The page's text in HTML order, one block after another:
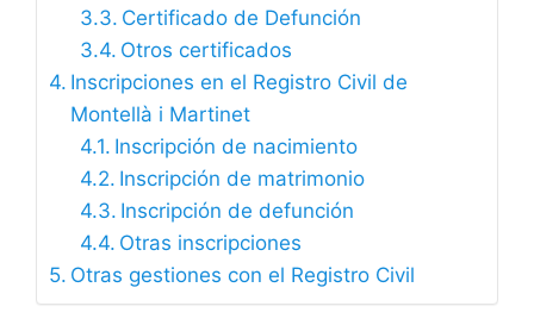
Certificado de Defunción
Otros certificados
Inscripciones en el Registro Civil de
Montellà i Martinet
Inscripción de nacimiento
Inscripción de matrimonio
Inscripción de defunción
Otras inscripciones
Otras gestiones con el Registro Civil